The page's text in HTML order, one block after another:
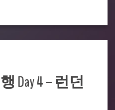
Day 4 – 런던